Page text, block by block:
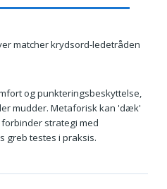
matcher krydsord-ledetråden
og punkteringsbeskyttelse,
mudder. Metaforisk kan 'dæk'
strategi med
greb testes i praksis.